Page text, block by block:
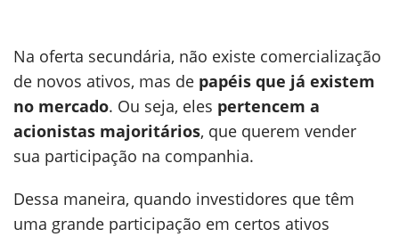
Na oferta secundária, não existe comercialização
de novos ativos, mas de papéis que já existem
no mercado. Ou seja, eles pertencem a
acionistas majoritários, que querem vender
sua participação na companhia.
Dessa maneira, quando investidores que têm
uma grande participação em certos ativos